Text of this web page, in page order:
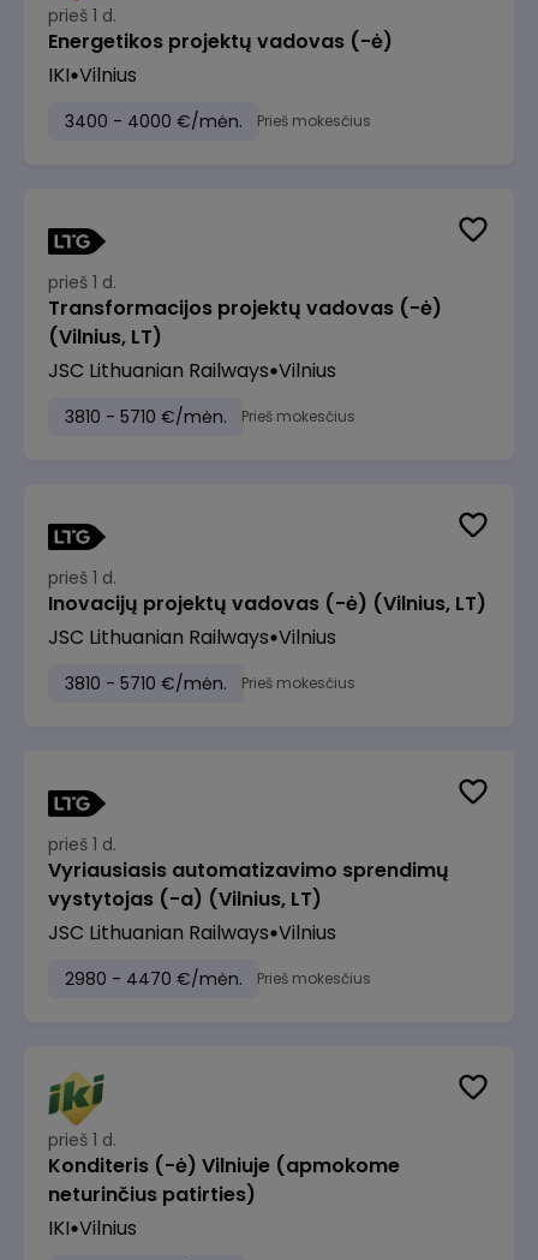
prieš 1 d.
Energetikos projektų vadovas (-ė)
IKI Vilnius
3400 - 4000 €/mėn. Prieš mokesčius
prieš 1 d.
Transformacijos projektų vadovas (-ė)
(Vilnius, LT)
JSC Lithuanian Railways Vilnius
3810 - 5710 €/mėn. Prieš mokesčius
prieš 1 d.
Inovacijų projektų vadovas (-ė) (Vilnius, LT)
JSC Lithuanian Railways Vilnius
3810 - 5710 €/mėn. Prieš mokesčius
prieš 1 d.
Vyriausiasis automatizavimo sprendimų
vystytojas (-a) (Vilnius, LT)
JSC Lithuanian Railways Vilnius
2980 - 4470 €/mėn. Prieš mokesčius
prieš 1 d.
Konditeris (-ė) Vilniuje (apmokome
neturinčius patirties)
IKI Vilnius